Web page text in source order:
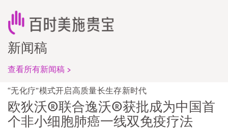
新闻稿
查看所有新闻稿 >
“无化疗”模式开启高质量长生存新时代
欧狄沃®联合逸沃®获批成为中国首
个非小细胞肺癌一线双免疫疗法